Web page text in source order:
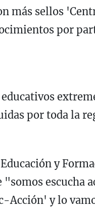
más sellos
por
por toda la
y
"somos escucha
Acción' y lo